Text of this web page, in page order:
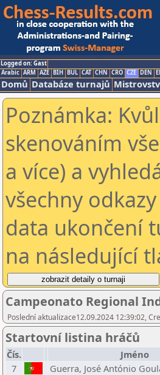
Logged on: Gast
Arabic ARM AZE BIH BUL CAT CHN CRO CZE DEN
Domů Databáze turnajů
Poznámka:
skenováním
a více) a
všechny
data ukončení
na následující
Campeonato Regional
Poslední aktualizace12.09.2024 12:39:02,
Startovní listina hráčů
Čís. Jméno
7
Guerra, José António